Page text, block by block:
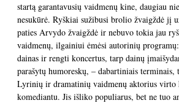
startą garantavusių vaidmenų kine, daugiau
nesukūrė. Ryškiai sužibusi brolio žvaigždė jį
paties Arvydo žvaigždė ir nebuvo tokia jau
vaidmenų, ilgainiui ėmėsi autorinių
dainas ir rengti koncertus, tarp dainų
parašytų humoreskų, – dabartiniais terminais,
Lyrinių ir dramatinių vaidmenų aktorius virto
komediantu. Jis išliko populiarus, bet ne tuo